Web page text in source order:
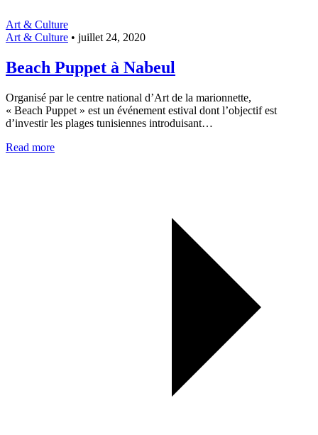
Art & Culture
Art & Culture • juillet 24, 2020
Beach Puppet à Nabeul
Organisé par le centre national d’Art de la marionnette,
« Beach Puppet » est un événement estival dont l’objectif est
d’investir les plages tunisiennes introduisant…
Read more